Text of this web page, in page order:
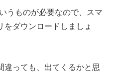
うものが必要なので、スマ
をダウンロードしましょ
違っても、出てくるかと思